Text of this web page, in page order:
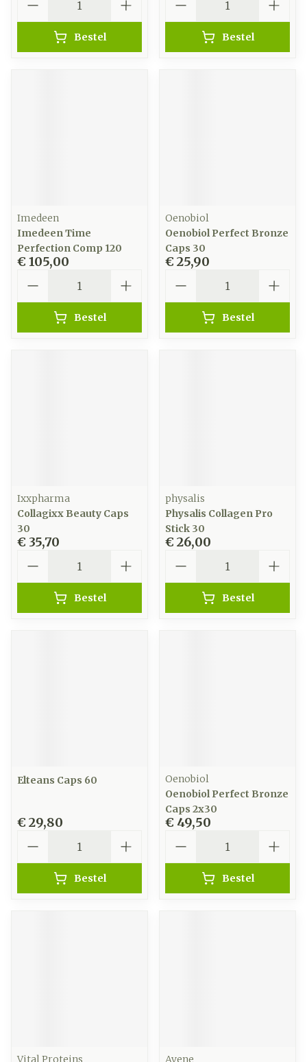
Bestel Bestel
Imedeen
Imedeen Time
Perfection Comp 120
€ 105,00
Bestel
Oenobiol
Oenobiol Perfect Bronze
Caps 30
€ 25,90
Bestel
Ixxpharma
Collagixx Beauty Caps
30
€ 35,70
Bestel
physalis
Physalis Collagen Pro
Stick 30
€ 26,00
Bestel
Elteans Caps 60
€ 29,80
Bestel
Oenobiol
Oenobiol Perfect Bronze
Caps 2x30
€ 49,50
Bestel
Vital Proteins Avene